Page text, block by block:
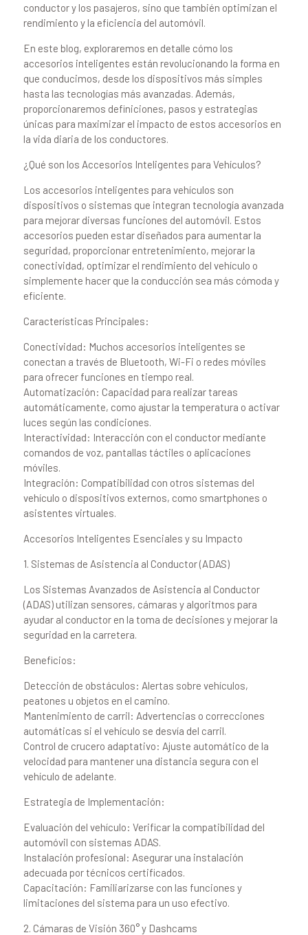
conductor y los pasajeros, sino que también optimizan el
rendimiento y la eficiencia del automóvil.
En este blog, exploraremos en detalle cómo los
accesorios inteligentes están revolucionando la forma en
que conducimos, desde los dispositivos más simples
hasta las tecnologías más avanzadas. Además,
proporcionaremos definiciones, pasos y estrategias
únicas para maximizar el impacto de estos accesorios en
la vida diaria de los conductores.
¿Qué son los Accesorios Inteligentes para Vehículos?
Los accesorios inteligentes para vehículos son
dispositivos o sistemas que integran tecnología avanzada
para mejorar diversas funciones del automóvil. Estos
accesorios pueden estar diseñados para aumentar la
seguridad, proporcionar entretenimiento, mejorar la
conectividad, optimizar el rendimiento del vehículo o
simplemente hacer que la conducción sea más cómoda y
eficiente.
Características Principales:
Conectividad: Muchos accesorios inteligentes se
conectan a través de Bluetooth, Wi-Fi o redes móviles
para ofrecer funciones en tiempo real.
Automatización: Capacidad para realizar tareas
automáticamente, como ajustar la temperatura o activar
luces según las condiciones.
Interactividad: Interacción con el conductor mediante
comandos de voz, pantallas táctiles o aplicaciones
móviles.
Integración: Compatibilidad con otros sistemas del
vehículo o dispositivos externos, como smartphones o
asistentes virtuales.
Accesorios Inteligentes Esenciales y su Impacto
1. Sistemas de Asistencia al Conductor (ADAS)
Los Sistemas Avanzados de Asistencia al Conductor
(ADAS) utilizan sensores, cámaras y algoritmos para
ayudar al conductor en la toma de decisiones y mejorar la
seguridad en la carretera.
Beneficios:
Detección de obstáculos: Alertas sobre vehículos,
peatones u objetos en el camino.
Mantenimiento de carril: Advertencias o correcciones
automáticas si el vehículo se desvía del carril.
Control de crucero adaptativo: Ajuste automático de la
velocidad para mantener una distancia segura con el
vehículo de adelante.
Estrategia de Implementación:
Evaluación del vehículo: Verificar la compatibilidad del
automóvil con sistemas ADAS.
Instalación profesional: Asegurar una instalación
adecuada por técnicos certificados.
Capacitación: Familiarizarse con las funciones y
limitaciones del sistema para un uso efectivo.
2. Cámaras de Visión 360° y Dashcams